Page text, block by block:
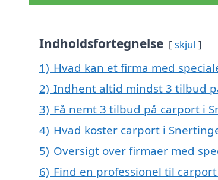
Indholdsfortegnelse skjul
1) Hvad kan et firma med
2) Indhent altid mindst 3 tilbud
3) Få nemt 3 tilbud på carport i
4) Hvad koster carport i
5) Oversigt over firmaer med
6) Find en professionel til